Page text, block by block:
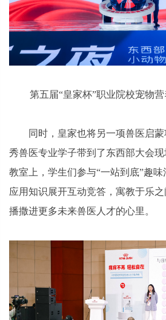
第五届“皇家杯”职业院校宠物
同时，皇家也将另一项兽医启
秀兽医专业学子带到了东西部大会
教室上，学生们参与“一站到底”趣
应用知识展开互动竞答，寓教于乐
播撒进更多未来兽医人才的心里。